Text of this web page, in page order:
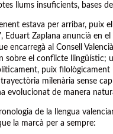
llums insuficients, bases
estava per arribar, puix
Eduart Zaplana anuncià en el
encarregà al Consell
sobre el conflicte llingüístic;
puix filològicament
milenària sense
evolucionat de manera
de la llengua
la marcà per a sempre: